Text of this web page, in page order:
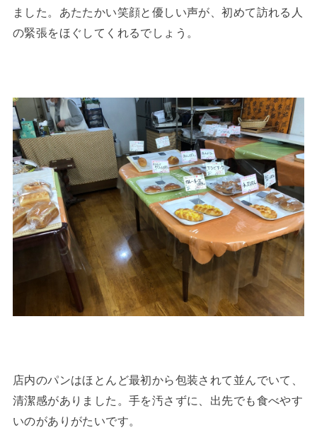
ました。あたたかい笑顔と優しい声が、初めて訪れる人
の緊張をほぐしてくれるでしょう。
店内のパンはほとんど最初から包装されて並んでいて、
清潔感がありました。手を汚さずに、出先でも食べやす
いのがありがたいです。